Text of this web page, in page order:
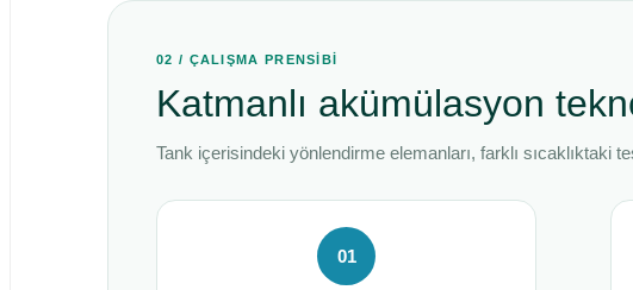
02 / ÇALIŞMA PRENSİBİ
Katmanlı akümülasyon
Tank içerisindeki yönlendirme elemanları, farklı sıcaklıktaki
01